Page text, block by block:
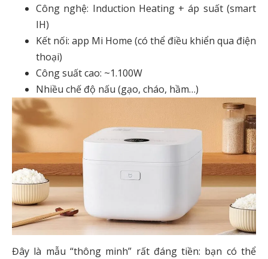
Công nghệ: Induction Heating + áp suất (smart
IH)
Kết nối: app Mi Home (có thể điều khiển qua điện
thoại)
Công suất cao: ~1.100W
Nhiều chế độ nấu (gạo, cháo, hầm…)
Đây là mẫu “thông minh” rất đáng tiền: bạn có thể